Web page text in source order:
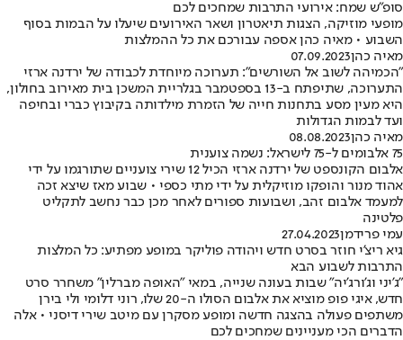
סופ"ש שמח: אירועי התרבות שמחכים לכם
מופעי מוזיקה, הצגות תיאטרון ושאר האירועים שיעלו על הבמות בסוף
השבוע • מאיה כהן אספה עבורכם את כל ההמלצות
מאיה כהן07.09.2023
"הכמיהה לשוב אל השורשים": תערוכה מיוחדת לכבודה של ירדנה ארזי
התערוכה, שתיפתח ב-13 בספטמבר בגלריית המשכן בית מאירוב בחולון,
היא מעין מסע בתחנות חייה של הזמרת מילדותה בקיבוץ כברי ובחיפה
ועד לבמות הגדולות
מאיה כהן08.08.2023
75 אלבומים ל-75 לישראל: נשמה צוענית
אלבום הקונספט של ירדנה ארזי הכיל 12 שירי צועניים שתורגמו על ידי
אהוד מנור והופקו מוזיקלית על ידי מתי כספי • שבוע מאז שיצא זכה
למעמד אלבום זהב, ושבועות ספורים לאחר מכן כבר נחשב לתקליט
פלטינה
עמי פרידמן27.04.2023
גיא ריצ'י חוזר בסרט חדש ויהודה פוליקר במופע מפתיע: כל המלצות
התרבות לשבוע הבא
"ג'יני וג'ורג'יה" שבות בעונה שנייה, במאי "האופה מברלין" משחרר סרט
חדש, איגי פופ מוציא את אלבום הסולו ה-20 שלו, רוני דלומי ולי בירן
משתפים פעולה בהצגה חדשה ומופע מסקרן עם מיטב שירי דיסני • אלה
הדברים הכי מעניינים שמחכים לכם